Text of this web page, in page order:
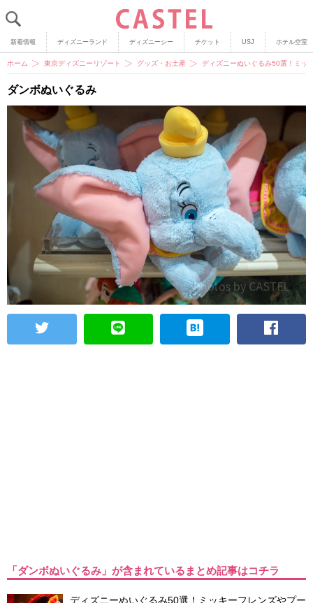
新着情報 ディズニーランド ディズニーシー チケット USJ ホテル空室
ホーム 東京ディズニーリゾート グッズ・お土産 ディズニーぬいぐるみ50選！ミッ
ダンボぬいぐるみ
「ダンボぬいぐるみ」が含まれているまとめ記事はコチラ
ディズニーぬいぐるみ50選！ミッキーフレンズやプー